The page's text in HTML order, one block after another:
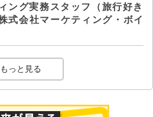
ング実務スタッフ（旅行好き
式会社マーケティング・ボイ
もっと見る